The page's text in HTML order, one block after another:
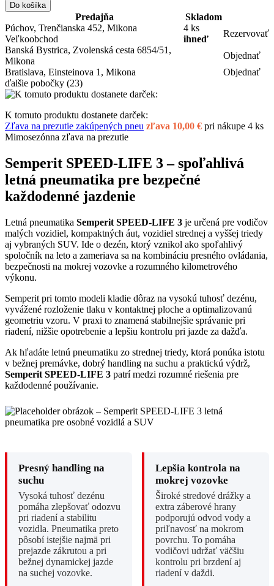
Do košíka
Predajňa
Skladom
Púchov, Trenčianska 452, Mikona
Veľkoobchod
4 ks
ihneď
Rezervovať
Banská Bystrica, Zvolenská cesta 6854/51,
Mikona
Objednať
Bratislava, Einsteinova 1, Mikona
Objednať
ďalšie pobočky (23)
K tomuto produktu dostanete darček:
Zľava na prezutie zakúpených pneu zľava 10,00 € pri nákupe 4 ks
Mimosezónna zľava na prezutie
Semperit SPEED-LIFE 3 – spoľahlivá
letná pneumatika pre bezpečné
každodenné jazdenie
Letná pneumatika Semperit SPEED-LIFE 3 je určená pre vodičov
malých vozidiel, kompaktných áut, vozidiel strednej a vyššej triedy
aj vybraných SUV. Ide o dezén, ktorý vznikol ako spoľahlivý
spoločník na leto a zameriava sa na kombináciu presného ovládania,
bezpečnosti na mokrej vozovke a rozumného kilometrového
výkonu.
Semperit pri tomto modeli kladie dôraz na vysokú tuhosť dezénu,
vyvážené rozloženie tlaku v kontaktnej ploche a optimalizovanú
geometriu vzoru. V praxi to znamená stabilnejšie správanie pri
riadení, nižšie opotrebenie a lepšiu kontrolu pri jazde za dažďa.
Ak hľadáte letnú pneumatiku zo strednej triedy, ktorá ponúka istotu
v bežnej premávke, dobrý handling na suchu a praktickú výdrž,
Semperit SPEED-LIFE 3 patrí medzi rozumné riešenia pre
každodenné používanie.
Presný handling na
suchu
Vysoká tuhosť dezénu
pomáha zlepšovať odozvu
pri riadení a stabilitu
vozidla. Pneumatika preto
pôsobí istejšie najmä pri
prejazde zákrutou a pri
bežnej dynamickej jazde
na suchej vozovke.
Lepšia kontrola na
mokrej vozovke
Široké stredové drážky a
extra záberové hrany
podporujú odvod vody a
priľnavosť na mokrom
povrchu. To pomáha
vodičovi udržať väčšiu
kontrolu pri brzdení aj
riadení v daždi.